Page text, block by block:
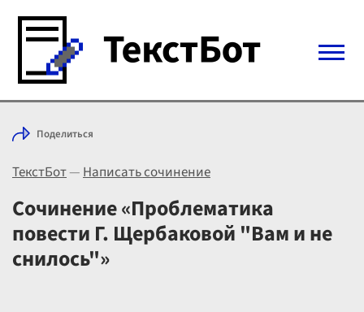
Войти с Telegram
Выбрать режим
Цены
Поделиться
ТекстБот—Написать сочинение
Сочинение «Проблематика
повести Г. Щербаковой "Вам и не
снилось"»